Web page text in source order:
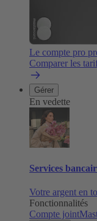
Le compte pro
Comparer les
Gérer
En vedette
Services
Votre argent en
Fonctionnalités
Compte joint